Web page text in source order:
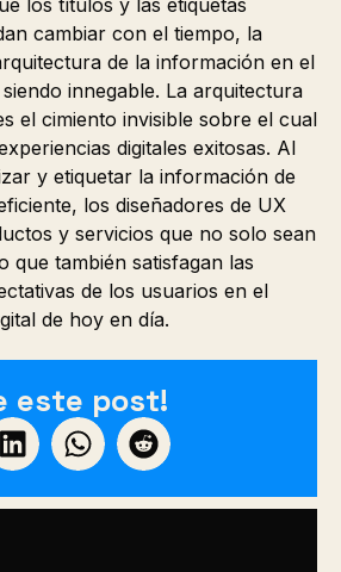
cambiar con el tiempo, la
de la información en el
innegable. La arquitectura
el cimiento invisible sobre el cual
digitales exitosas. Al
y etiquetar la información de
los diseñadores de UX
y servicios que no solo sean
que también satisfagan las
de los usuarios en el
de hoy en día.
este post!